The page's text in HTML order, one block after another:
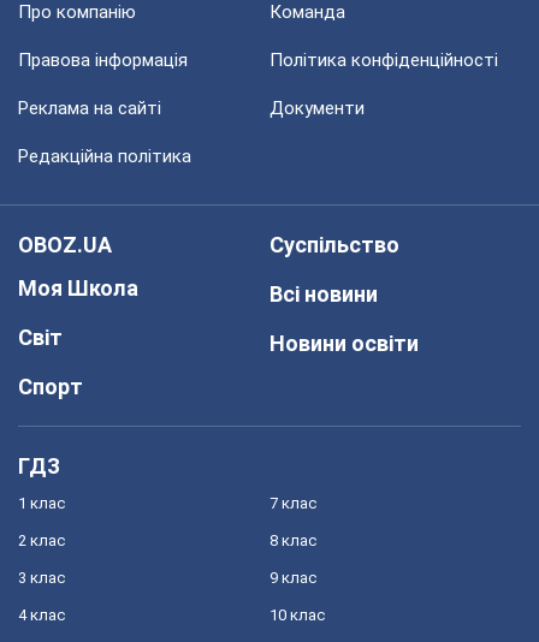
Про компанію Команда
Правова інформація Політика конфіденційності
Реклама на сайті Документи
Редакційна політика
OBOZ.UA
Моя Школа
Світ
Спорт
Суспільство
Всі новини
Новини освіти
ГДЗ
1 клас
2 клас
3 клас
4 клас
7 клас
8 клас
9 клас
10 клас